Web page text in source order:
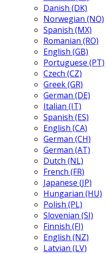
Danish (DK)
Norwegian (NO)
Spanish (MX)
Romanian (RO)
English (GB)
Portuguese (PT)
Czech (CZ)
Greek (GR)
German (DE)
Italian (IT)
Spanish (ES)
English (CA)
German (CH)
German (AT)
Dutch (NL)
French (FR)
Japanese (JP)
Hungarian (HU)
Polish (PL)
Slovenian (SI)
Finnish (FI)
English (NZ)
Latvian (LV)